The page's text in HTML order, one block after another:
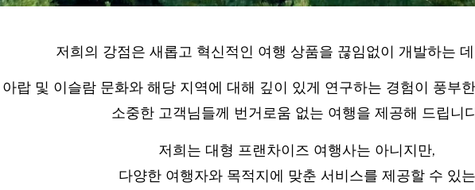
저희의 강점은 새롭고 혁신적인 여행 상품을 끊임없이 개발하는
아랍 및 이슬람 문화와 해당 지역에 대해 깊이 있게 연구하는 경험이 풍부
소중한 고객님들께 번거로움 없는 여행을 제공해 드립니
저희는 대형 프랜차이즈 여행사는 아니지만,
다양한 여행자와 목적지에 맞춘 서비스를 제공할 수 있는